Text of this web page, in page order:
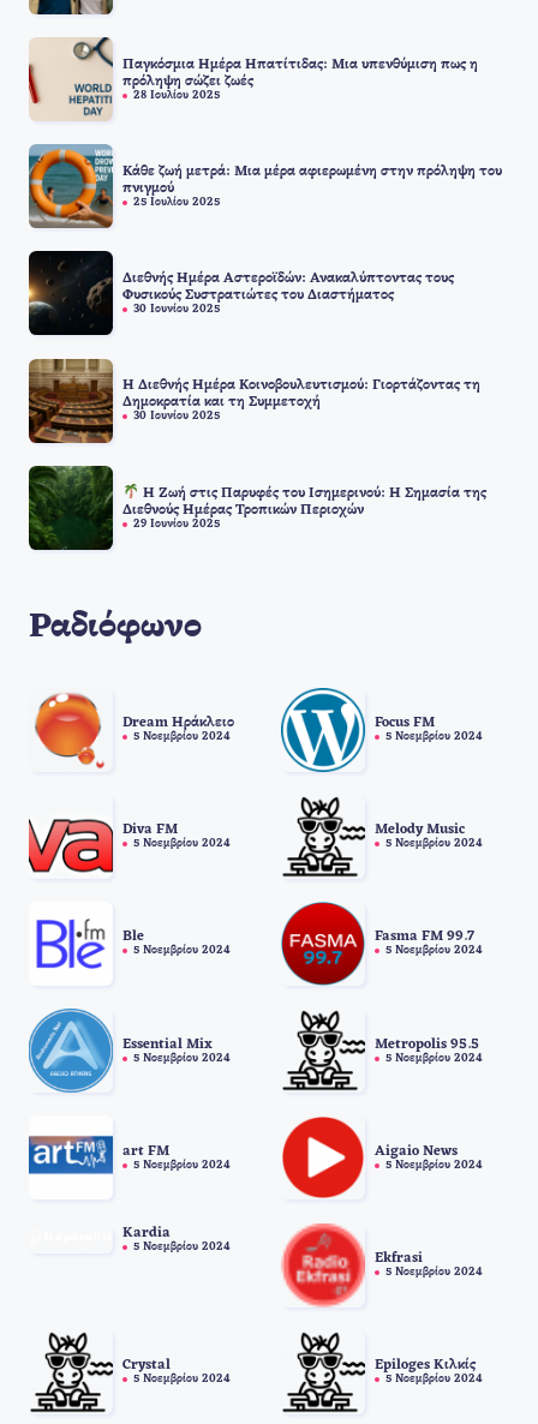
Παγκόσμια Ημέρα Ηπατίτιδας: Μια υπενθύμιση πως η
πρόληψη σώζει ζωές
28 Ιουλίου 2025
Κάθε ζωή μετρά: Μια μέρα αφιερωμένη στην πρόληψη του
πνιγμού
25 Ιουλίου 2025
Διεθνής Ημέρα Αστεροϊδών: Ανακαλύπτοντας τους
Φυσικούς Συστρατιώτες του Διαστήματος
30 Ιουνίου 2025
Η Διεθνής Ημέρα Κοινοβουλευτισμού: Γιορτάζοντας τη
Δημοκρατία και τη Συμμετοχή
30 Ιουνίου 2025
Η Ζωή στις Παρυφές του Ισημερινού: Η Σημασία της
Διεθνούς Ημέρας Τροπικών Περιοχών
29 Ιουνίου 2025
Ραδιόφωνο
Dream Ηράκλειο
5 Νοεμβρίου 2024
Focus FM
5 Νοεμβρίου 2024
Diva FM
5 Νοεμβρίου 2024
Melody Music
5 Νοεμβρίου 2024
Ble
5 Νοεμβρίου 2024
Fasma FM 99.7
5 Νοεμβρίου 2024
Essential Mix
5 Νοεμβρίου 2024
Metropolis 95.5
5 Νοεμβρίου 2024
art FM
5 Νοεμβρίου 2024
Aigaio News
5 Νοεμβρίου 2024
Kardia
5 Νοεμβρίου 2024
Ekfrasi
5 Νοεμβρίου 2024
Crystal
5 Νοεμβρίου 2024
Epiloges Κιλκίς
5 Νοεμβρίου 2024